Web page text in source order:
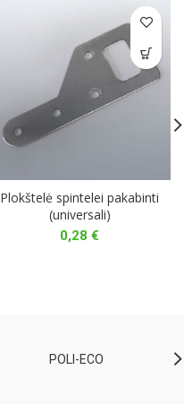
Plokštelė spintelei pakabinti
(universali)
0,28 €
POLI-ECO